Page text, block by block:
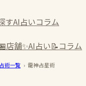
すAI占いコラム
店舗✨AI占い📝コラム
占術一覧 › 龍神占星術